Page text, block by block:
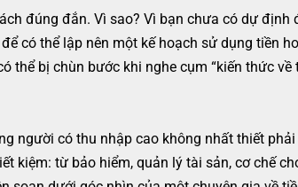
đúng đắn. Vì sao? Vì bạn chưa có dự định
có thể lập nên một kế hoạch sử dụng tiền
thể bị chùn bước khi nghe cụm “kiến thức về
người có thu nhập cao không nhất thiết
kiệm: từ bảo hiểm, quản lý tài sản, cơ chế